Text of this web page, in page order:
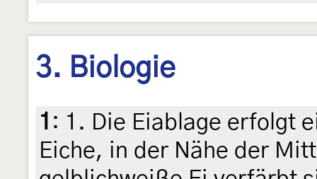
3. Biologie
1 : 1. Die Eiablage erfolgt
Eiche, in der Nähe der